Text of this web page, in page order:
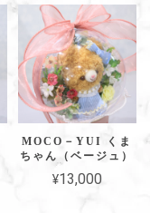
MOCO－YUI くま
ちゃん（ベージュ）
¥13,000